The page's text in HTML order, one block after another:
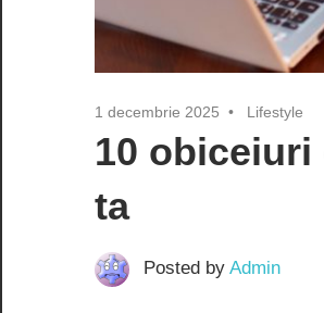
1 decembrie 2025 Lifestyle
10
ta
Posted by Admin